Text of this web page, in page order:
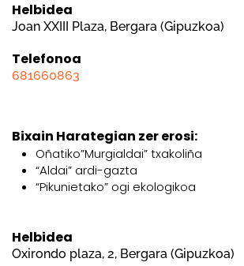
Helbidea
Joan XXIII Plaza, Bergara (Gipuzkoa)
Telefonoa
681660863
Bixain Harategian zer erosi:
Oñatiko”Murgialdai” txakoliña
“Aldai” ardi-gazta
“Pikunietako” ogi ekologikoa
Helbidea
Oxirondo plaza, 2, Bergara (Gipuzkoa)